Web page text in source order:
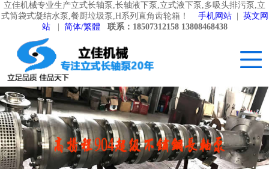
立佳机械专业生产立式长轴泵,长轴液下泵,立式液下泵,多吸头排污泵,立
式筒袋式凝结水泵,餐厨垃圾泵,H系列直角齿轮箱！ 手机网站| 英文网
站| 简体/繁體 联系：18507312158 13808468438